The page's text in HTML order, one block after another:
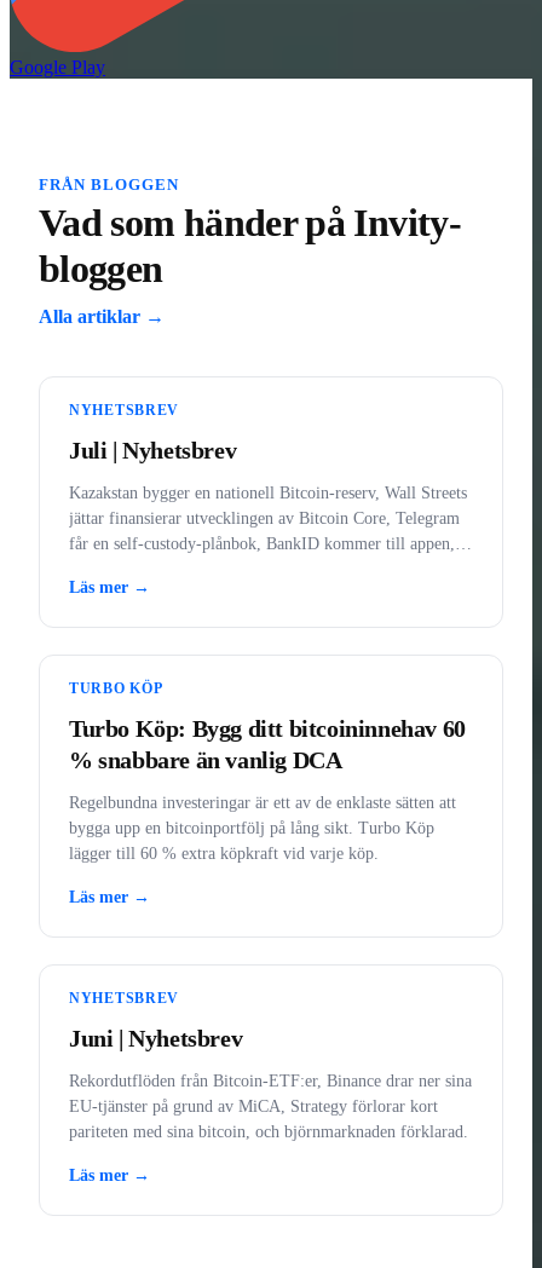
Google Play
FRÅN BLOGGEN
Vad som händer på Invity-
bloggen
Alla artiklar →
NYHETSBREV
Juli | Nyhetsbrev
Kazakstan bygger en nationell Bitcoin-reserv, Wall Streets
jättar finansierar utvecklingen av Bitcoin Core, Telegram
får en self-custody-plånbok, BankID kommer till appen,
Läs mer →
TURBO KÖP
Turbo Köp: Bygg ditt bitcoininnehav 60
% snabbare än vanlig DCA
Regelbundna investeringar är ett av de enklaste sätten att
bygga upp en bitcoinportfölj på lång sikt. Turbo Köp
lägger till 60 % extra köpkraft vid varje köp.
Läs mer →
NYHETSBREV
Juni | Nyhetsbrev
Rekordutflöden från Bitcoin-ETF:er, Binance drar ner sina
EU-tjänster på grund av MiCA, Strategy förlorar kort
pariteten med sina bitcoin, och björnmarknaden förklarad.
Läs mer →